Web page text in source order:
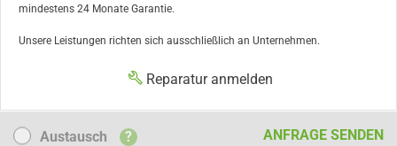
mindestens 24 Monate Garantie.
Unsere Leistungen richten sich ausschließlich an Unternehmen.
Reparatur anmelden
Austausch
Austausch ? ANFRAGE SENDEN